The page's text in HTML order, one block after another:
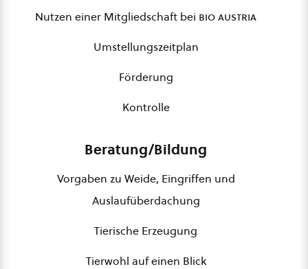
Nutzen einer Mitgliedschaft bei bio austria
Umstellungszeitplan
Förderung
Kontrolle
Beratung/Bildung
Vorgaben zu Weide, Eingriffen und
Auslaufüberdachung
Tierische Erzeugung
Tierwohl auf einen Blick